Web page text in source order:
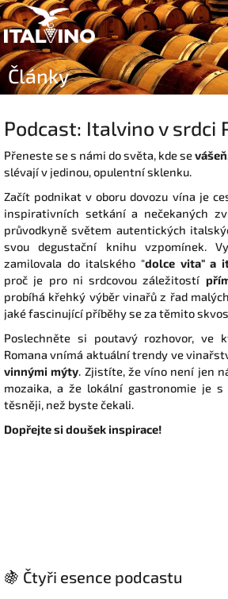
Přejít
na
obsah
Články
Podcast: Italvino v srdci
Přeneste se s námi do světa, kde se
slévají v jedinou, opulentní sklenku.
Začít podnikat v oboru dovozu vína je
inspirativních setkání a nečekaných
průvodkyně světem autentických
svou degustační knihu vzpomínek.
zamilovala do italského "dolce vita" a
proč je pro ni srdcovou záležitostí
probíhá křehký výběr vinařů z řad
jaké fascinující příběhy se za těmito
Poslechněte si poutavý rozhovor, ve
Romana vnímá aktuální trendy ve
vinnými mýty. Zjistíte, že víno není jen
mozaika, a že lokální gastronomie je
těsněji, než byste čekali.
Dopřejte si doušek inspirace!
🍇 Čtyři esence podcastu